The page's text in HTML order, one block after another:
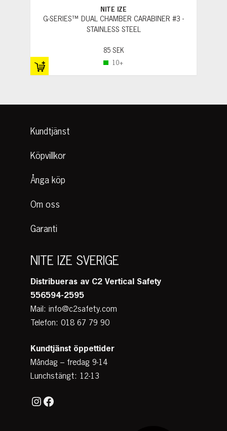
NITE IZE
G-SERIES™ DUAL CHAMBER CARABINER #3 -
STAINLESS STEEL
85 SEK
10+
Kundtjänst
Köpvillkor
Ånga köp
Om oss
Garanti
NITE IZE SVERIGE
Distribueras av C2 Vertical Safety
556594-2595
Mail: info@c2safety.com
Telefon: 018 67 79 90
Kundtjänst öppettider
Måndag – fredag 9-14
Lunchstängt: 12-13
Instagram
Facebook